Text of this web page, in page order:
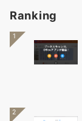
Ranking
1
2